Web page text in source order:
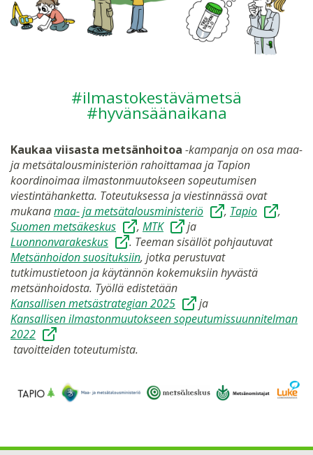
#ilmastokestävämetsä
#hyvänsäänaikana
Kaukaa viisasta metsänhoitoa -kampanja on osa maa-
ja metsätalousministeriön rahoittamaa ja Tapion
koordinoimaa ilmastonmuutokseen sopeutumisen
viestintähanketta. Toteutuksessa ja viestinnässä ovat
mukanamaa- ja metsätalousministeriö , Tapio
,
Suomen metsäkeskus
, MTK
ja
Luonnonvarakeskus
. Teeman sisällöt pohjautuvat
Metsänhoidon suosituksiin, jotka perustuvat
tutkimustietoon ja käytännön kokemuksiin hyvästä
metsänhoidosta. Työllä edistetään
Kansallisen metsästrategian 2025
ja
Kansallisen ilmastonmuutokseen sopeutumissuunnitelman
2022
tavoitteiden toteutumista.